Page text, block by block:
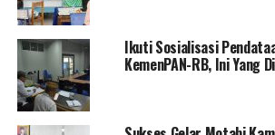
“Oleh karena itu, saya sudah
jadi kita akan tindaklanjuti dengan
dengan FKPT Provinsi,” tutur Sekda
media usai kegiatan.
Ikuti Sosialisasi
KemenPAN-RB, Ini Yang